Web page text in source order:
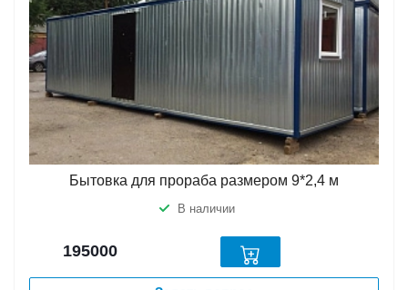
Бытовка для прораба размером 9*2,4 м
В наличии
195000